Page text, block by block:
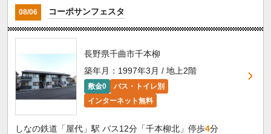
08/06 コーポサンフェスタ
長野県千曲市千本柳
築年月：1997年3月 / 地上2階
敷金0
バス・トイレ別
インターネット無料
しなの鉄道「屋代」駅 バス12分「千本柳北」停歩4分